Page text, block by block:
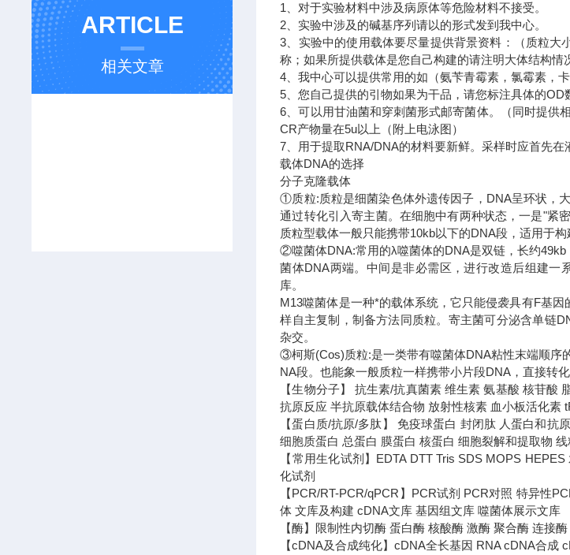
ARTICLE
相关文章
1、对于实验材料中涉及病原体等危险材料不接受。
2、实验中涉及的碱基序列请以的形式发到我中心。
3、实验中的使用载体要尽量提供背景资料：（质粒
称；如果所提供载体是您自己构建的请注明大体结构情
4、我中心可以提供常用的如（氨苄青霉素，氯霉素，
5、您自己提供的引物如果为干品，请您标注具体的OD
6、可以用甘油菌和穿刺菌形式邮寄菌体。（同时提供
CR产物量在5u以上（附上电泳图）
7、用于提取RNA/DNA的材料要新鲜。采样时应首先在
载体DNA的选择
分子克隆载体
①质粒:质粒是细菌染色体外遗传因子，DNA呈环状，
通过转化引入寄主菌。在细胞中有两种状态，一是"紧
质粒型载体一般只能携带10kb以下的DNA段，适用于
②噬菌体DNA:常用的λ噬菌体的DNA是双链，长约
菌体DNA两端。中间是非必需区，进行改造后组建一
库。
M13噬菌体是一种*的载体系统，它只能侵袭具有F基
样自主复制，制备方法同质粒。寄主菌可分泌含单链
杂交。
③柯斯(Cos)质粒:是一类带有噬菌体DNA粘性末端顺序
NA段。也能象一般质粒一样携带小片段DNA，直接转
【生物分子】 抗生素/抗真菌素 维生素 氨基酸 核苷
抗原反应 半抗原载体结合物 放射性核素 血小板活化素
【蛋白质/抗原/多肽】 免疫球蛋白 封闭肽 人蛋白和
细胞质蛋白 总蛋白 膜蛋白 核蛋白 细胞裂解和提取物
【常用生化试剂】EDTA DTT Tris SDS MOPS
化试剂
【PCR/RT-PCR/qPCR】PCR试剂 PCR对照 特异性
体 文库及构建 cDNA文库 基因组文库 噬菌体展示文库
【酶】限制性内切酶 蛋白酶 核酸酶 激酶 聚合酶 连接酶
【cDNA及合成纯化】cDNA全长基因 RNA cDNA合成